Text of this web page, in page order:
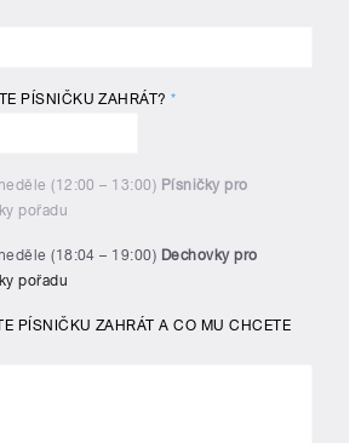
PÍSNIČKU ZAHRÁT?*
(12:00 – 13:00) Písničky pro
pořadu
(18:04 – 19:00) Dechovky pro
pořadu
PÍSNIČKU ZAHRÁT A CO MU CHCETE